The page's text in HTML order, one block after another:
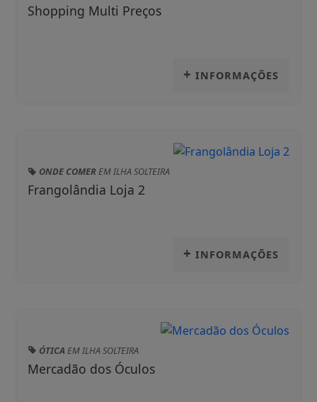
Shopping Multi Preços
+ INFORMAÇÕES
ONDE COMEREM ILHA SOLTEIRA
Frangolândia Loja 2
+ INFORMAÇÕES
ÓTICA EM ILHA SOLTEIRA
Mercadão dos Óculos